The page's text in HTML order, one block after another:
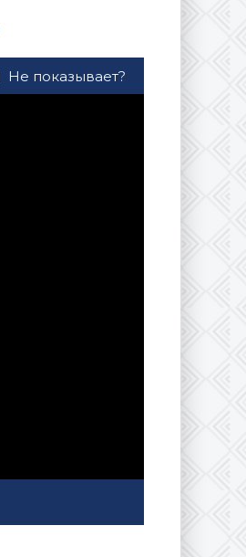
Не показывает?